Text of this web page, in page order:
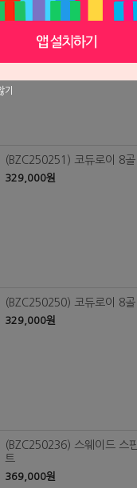
(BZC250252) 코듀로이 8골
329,000원
(BZC250251) 코듀로이 8
329,000원
(BZC250250) 코듀로이 8
329,000원
(BZC250236) 스웨이드 스
트
369,000원
기